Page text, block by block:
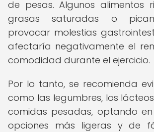
de pesas. Algunos alimentos
grasas saturadas o
provocar molestias
afectaría negativamente el
comodidad durante el ejercicio.
Por lo tanto, se recomienda
como las legumbres, los
comidas pesadas, optando
opciones más ligeras y de